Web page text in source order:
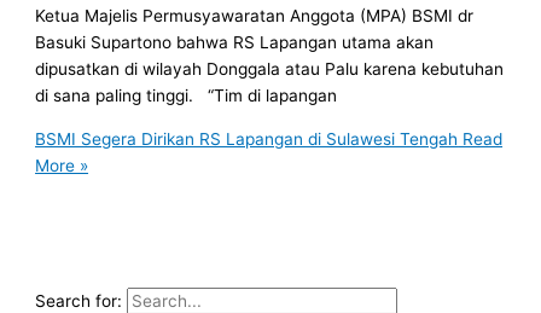
Ketua Majelis Permusyawaratan Anggota (MPA) BSMI dr
Basuki Supartono bahwa RS Lapangan utama akan
dipusatkan di wilayah Donggala atau Palu karena kebutuhan
di sana paling tinggi. “Tim di lapangan
BSMI Segera Dirikan RS Lapangan di Sulawesi Tengah Read
More »
Search for: